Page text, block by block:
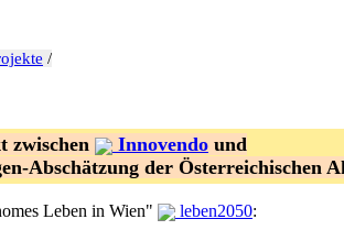
/
zwischen Innovendo und
Abschätzung der Österreichischen
Leben in Wien" leben2050: